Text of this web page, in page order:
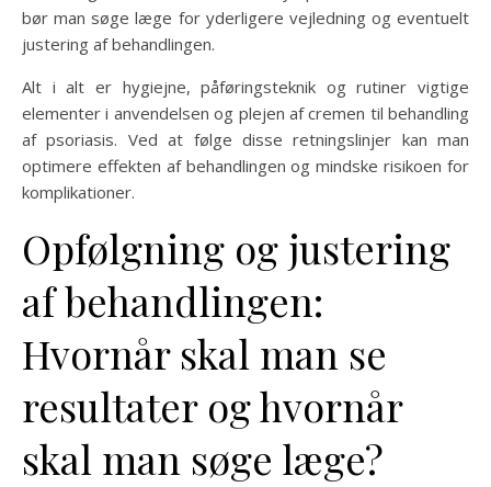
bør man søge læge for yderligere vejledning og eventuelt
justering af behandlingen.
Alt i alt er hygiejne, påføringsteknik og rutiner vigtige
elementer i anvendelsen og plejen af cremen til behandling
af psoriasis. Ved at følge disse retningslinjer kan man
optimere effekten af behandlingen og mindske risikoen for
komplikationer.
Opfølgning og justering
af behandlingen:
Hvornår skal man se
resultater og hvornår
skal man søge læge?